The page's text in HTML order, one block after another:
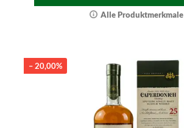
Alle Produktmerkmale
– 20,00%